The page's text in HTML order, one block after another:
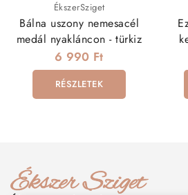
ÉkszerSziget
Bálna uszony nemesacél
medál nyakláncon - türkiz
6 990 Ft
RÉSZLETEK